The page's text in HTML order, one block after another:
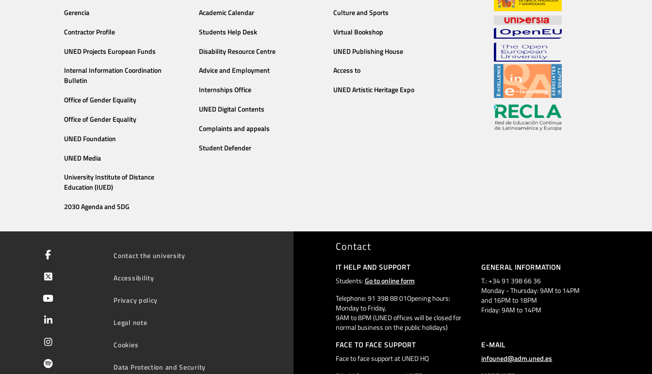
Gerencia
Contractor Profile
UNED Projects European Funds
Internal Information Coordination
Bulletin
Office of Gender Equality
Office of Gender Equality
UNED Foundation
UNED Media
University Institute of Distance
Education (IUED)
2030 Agenda and SDG
Academic Calendar
Students Help Desk
Disability Resource Centre
Advice and Employment
Internships Office
UNED Digital Contents
Complaints and appeals
Student Defender
Culture and Sports
Virtual Bookshop
UNED Publishing House
Access to
UNED Artistic Heritage Expo
Contact the university
Accessibility
Privacy policy
Legal note
Cookies
Data Protection and Security
Contact
IT HELP AND SUPPORT
Students:Go to online form
Telephone: 91 398 88 01Opening hours:
Monday to Friday,
9AM to 8PM (UNED offices will be closed for
normal business on the public holidays)
GENERAL INFORMATION
T.: +34 91 398 66 36
Monday - Thursday: 9AM to 14PM
and 16PM to 18PM
Friday: 9AM to 14PM
FACE TO FACE SUPPORT
Face to face support at UNED HQ
E-MAIL
infouned@adm.uned.es